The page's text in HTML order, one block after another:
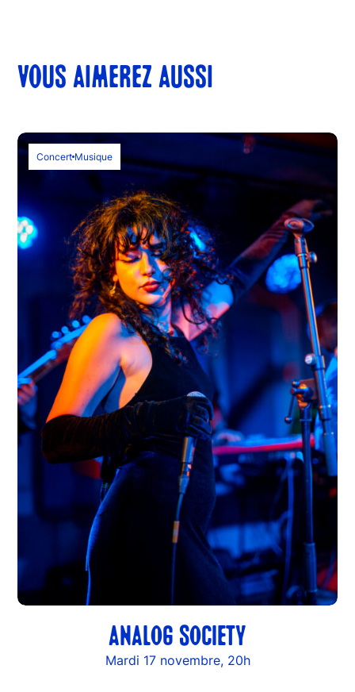
VOUS AIMEREZ AUSSI
Concert Musique
ANALOG SOCIETY
Mardi 17 novembre, 20h